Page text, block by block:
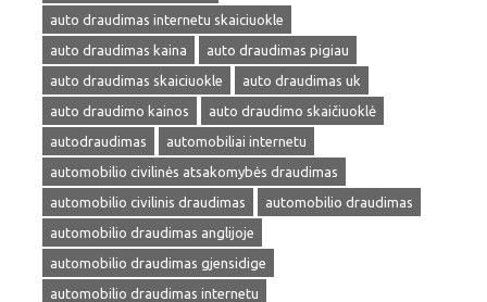
auto draudimas internetu skaiciuokle
auto draudimas kaina
auto draudimas pigiau
auto draudimas skaiciuokle
auto draudimas uk
auto draudimo kainos
auto draudimo skaičiuoklė
autodraudimas
automobiliai internetu
automobilio civilinės atsakomybės draudimas
automobilio civilinis draudimas
automobilio draudimas
automobilio draudimas anglijoje
automobilio draudimas gjensidige
automobilio draudimas internetu